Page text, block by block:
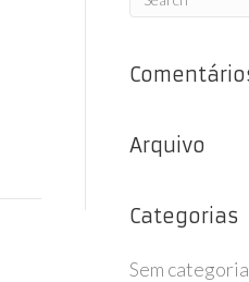
Arquivo
Categorias
Sem